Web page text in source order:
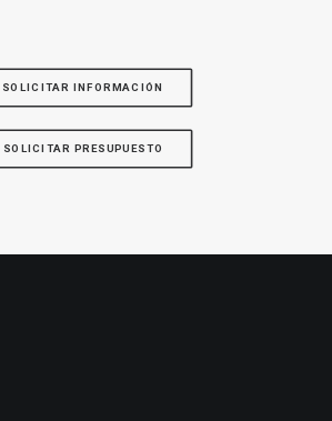
SOLICITAR INFORMACIÓN
SOLICITAR PRESUPUESTO